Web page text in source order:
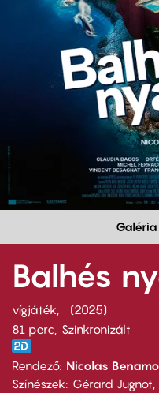
Balhés
vígjáték
2025
81 perc,
Szinkronizált
Rendező Nicolas
Színészek
Gérard Jugnot